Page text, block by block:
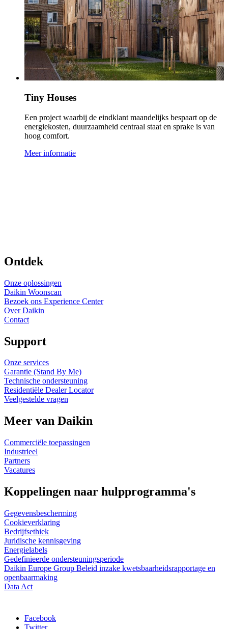
Tiny Houses
Een project waarbij de eindklant maandelijks bespaart op de
energiekosten, duurzaamheid centraal staat en sprake is van
hoog comfort.
Meer informatie
Ontdek
Onze oplossingen
Daikin Woonscan
Bezoek ons Experience Center
Over Daikin
Contact
Support
Onze services
Garantie (Stand By Me)
Technische ondersteuning
Residentiële Dealer Locator
Veelgestelde vragen
Meer van Daikin
Commerciële toepassingen
Industrieel
Partners
Vacatures
Koppelingen naar hulpprogramma's
Gegevensbescherming
Cookieverklaring
Bedrijfsethiek
Juridische kennisgeving
Energielabels
Gedefinieerde ondersteuningsperiode
Daikin Europe Group Beleid inzake kwetsbaarheidsrapportage en
openbaarmaking
Data Act
Facebook
Twitter